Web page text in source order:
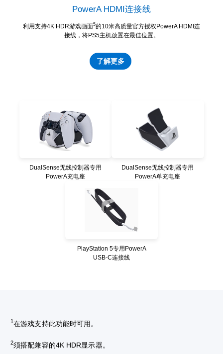
PowerA HDMI连接线
利用支持4K HDR游戏画面5的10米高质量官方授权PowerA HDMI连
接线，将PS5主机放置在最佳位置。
了解更多
DualSense无线控制器专用
PowerA充电座
DualSense无线控制器专用
PowerA单充电座
PlayStation 5专用PowerA
USB-C连接线
1在游戏支持此功能时可用。
2须搭配兼容的4K HDR显示器。